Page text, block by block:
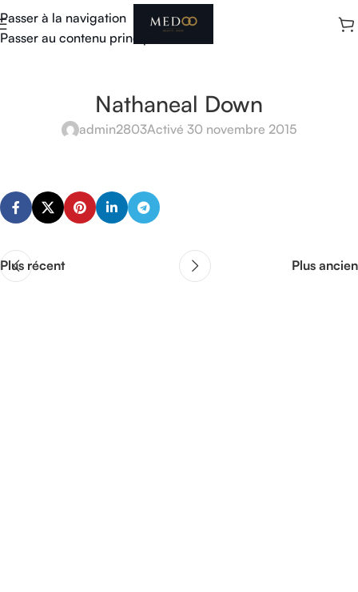
Passer à la navigation
Passer au contenu principal
Nathaneal Down
admin2803Activé 30 novembre 2015
Plus récent Plus ancien